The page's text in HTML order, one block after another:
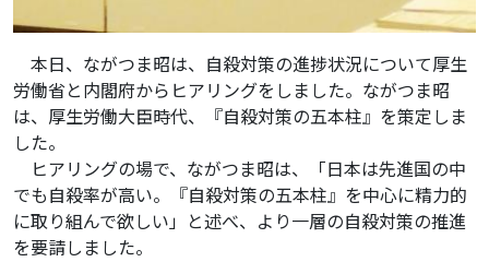
本日、ながつま昭は、自殺対策の進捗状況について厚生
労働省と内閣府からヒアリングをしました。ながつま昭
は、厚生労働大臣時代、『自殺対策の五本柱』を策定しま
した。
ヒアリングの場で、ながつま昭は、「日本は先進国の中
でも自殺率が高い。『自殺対策の五本柱』を中心に精力的
に取り組んで欲しい」と述べ、より一層の自殺対策の推進
を要請しました。